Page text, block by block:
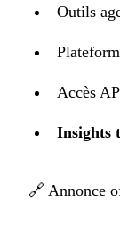
Outils
Accès
Insights
🔗 Annonce